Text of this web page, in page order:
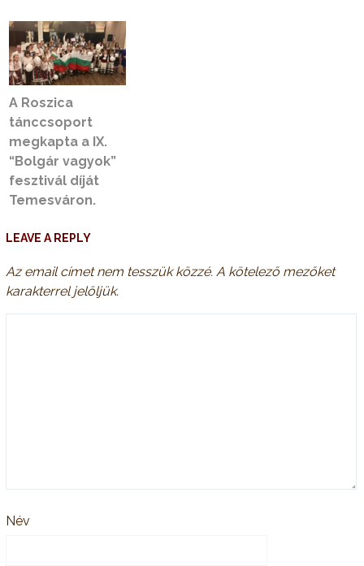
A Roszica
tánccsoport
megkapta a IX.
“Bolgár vagyok”
fesztivál díját
Temesváron.
LEAVE A REPLY
Az email címet nem tesszük közzé. A kötelező mezőket
karakterrel jelöljük.
Név